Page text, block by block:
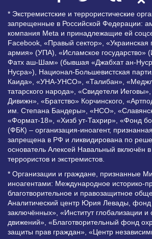
* Экстремистские и террористические
запрещенные в Российской Федерации:
компания Meta и принадлежащие ей
Facebook, «Правый сектор», «Украинская
армия» (УПА), «Исламское государство»
Фатх аш-Шам» (бывшая «Джабхат ан-
Нусра»), Национал-Большевистская
Каида», «УНА-УНСО», «Талибан»,
татарского народа», «Свидетели
Дивижн», «Братство» Корчинского,
им. Степана Бандеры», «НСО»,
«Формат-18», «Хизб ут-Тахрир», «Фонд
(ФБК) – организация-иноагент, признанная
запрещена в РФ и ликвидирована по
основатель Алексей Навальный включён
террористов и экстремистов.
* Организации и граждане, признанные
иноагентами: Международное историко-
благотворительное и правозащитное
Аналитический центр Юрия Левады,
заключённых», «Институт глобализации и
движений», «Благотворительный фонд
защиты прав граждан», «Центр